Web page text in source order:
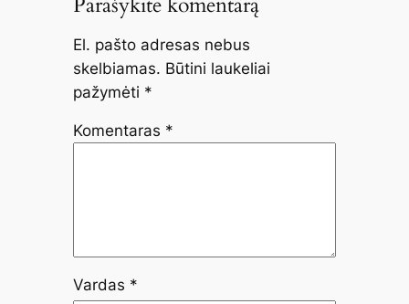
El. pašto adresas nebus
skelbiamas. Būtini laukeliai
pažymėti *
Komentaras *
Vardas *